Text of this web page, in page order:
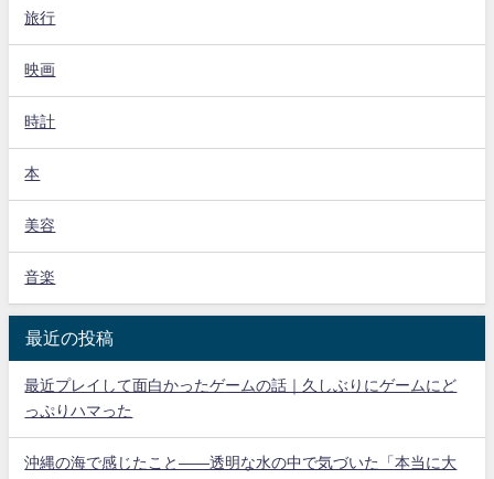
旅行
映画
時計
本
美容
音楽
最近の投稿
最近プレイして面白かったゲームの話｜久しぶりにゲームにど
っぷりハマった
沖縄の海で感じたこと——透明な水の中で気づいた「本当に大